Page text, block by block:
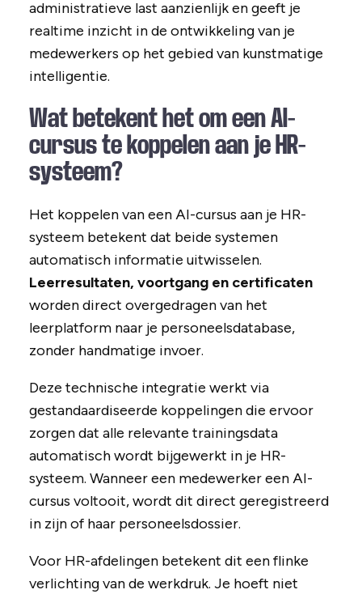
administratieve last aanzienlijk en geeft je
realtime inzicht in de ontwikkeling van je
medewerkers op het gebied van kunstmatige
intelligentie.
Wat betekent het om een AI-
cursus te koppelen aan je HR-
systeem?
Het koppelen van een AI-cursus aan je HR-
systeem betekent dat beide systemen
automatisch informatie uitwisselen.
Leerresultaten, voortgang en certificaten
worden direct overgedragen van het
leerplatform naar je personeelsdatabase,
zonder handmatige invoer.
Deze technische integratie werkt via
gestandaardiseerde koppelingen die ervoor
zorgen dat alle relevante trainingsdata
automatisch wordt bijgewerkt in je HR-
systeem. Wanneer een medewerker een AI-
cursus voltooit, wordt dit direct geregistreerd
in zijn of haar personeelsdossier.
Voor HR-afdelingen betekent dit een flinke
verlichting van de werkdruk. Je hoeft niet